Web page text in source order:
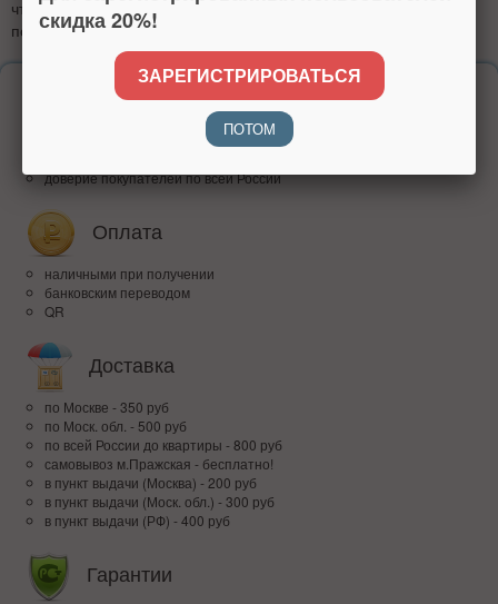
что репитер готов к работе. Усилитель работает при
подключении частоты сигнала 2,4 ГГц.
Надежность
доверие покупателей по всей России
Оплата
наличными при получении
банковским переводом
QR
Доставка
по Москве - 350 руб
по Моск. обл. - 500 руб
по всей Росcии до квартиры - 800 руб
самовывоз м.Пражская - бесплатно!
в пункт выдачи (Москва) - 200 руб
в пункт выдачи (Моск. обл.) - 300 руб
в пункт выдачи (РФ) - 400 руб
Гарантии
скидка 20%!
ЗАРЕГИСТРИРОВАТЬСЯ
ПОТОМ